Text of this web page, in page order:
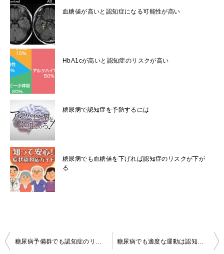
血糖値が高いと認知症になる可能性が高い
HbA1cが高いと認知症のリスクが高い
糖尿病で認知症を予防するには
糖尿病でも血糖値を下げれば認知症のリスクが下が
る
投
糖尿病予備群でも認知症のリスクが高い 糖尿病でも適度な運動は認知症のリスクを下げる